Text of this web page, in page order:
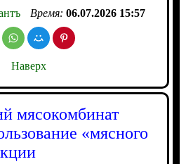
Время: 06.07.2026 15:57
Наверх
мясокомбинат
«мясного